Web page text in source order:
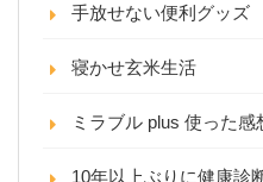
手放せない便利グッズ
寝かせ玄米生活
ミラブル plus 使った感
10年以上ぶりに健康診